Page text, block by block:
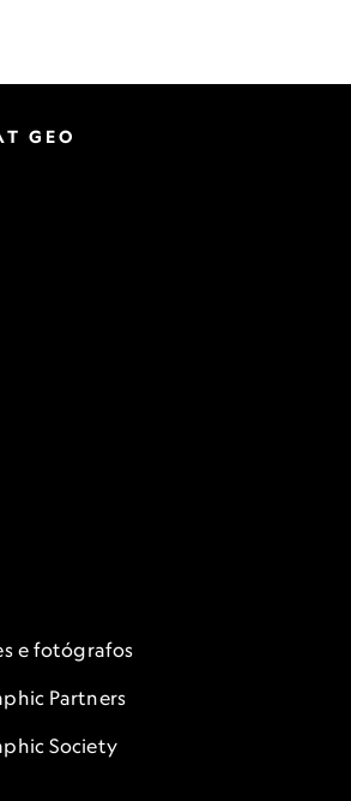
GEO
e fotógrafos
Partners
Society